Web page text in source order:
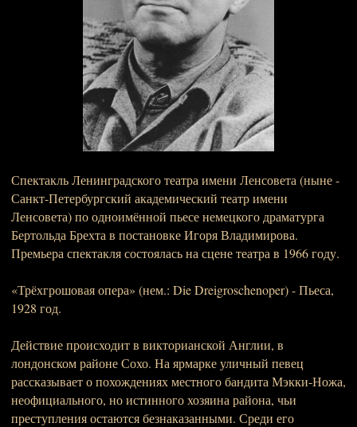
Спектакль Ленинградского театра имени Ленсовета (ныне -
Санкт-Петербургский академический театр имени
Ленсовета) по одноимённой пьесе немецкого драматурга
Бертольда Брехта в постановке Игоря Владимирова.
Премьера спектакля состоялась на сцене театра в 1966 году.
«Трёхгрошовая опера» (нем.: Die Dreigroschenoper) - Пьеса,
1928 год.
Действие происходит в викторианской Англии, в
лондонском районе Сохо. На ярмарке уличный певец
рассказывает о похождениях местного бандита Мэкки-Ножа,
неофициального, но истинного хозяина района, чьи
преступления остаются безнаказанными. Среди его